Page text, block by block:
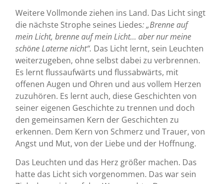
Weitere Vollmonde ziehen ins Land. Das Licht singt
die nächste Strophe seines Liedes: „Brenne auf
mein Licht, brenne auf mein Licht… aber nur meine
schöne Laterne nicht“. Das Licht lernt, sein Leuchten
weiterzugeben, ohne selbst dabei zu verbrennen.
Es lernt flussaufwärts und flussabwärts, mit
offenen Augen und Ohren und aus vollem Herzen
zuzuhören. Es lernt auch, diese Geschichten von
seiner eigenen Geschichte zu trennen und doch
den gemeinsamen Kern der Geschichten zu
erkennen. Dem Kern von Schmerz und Trauer, von
Angst und Mut, von der Liebe und der Hoffnung.
Das Leuchten und das Herz größer machen. Das
hatte das Licht sich vorgenommen. Das war sein